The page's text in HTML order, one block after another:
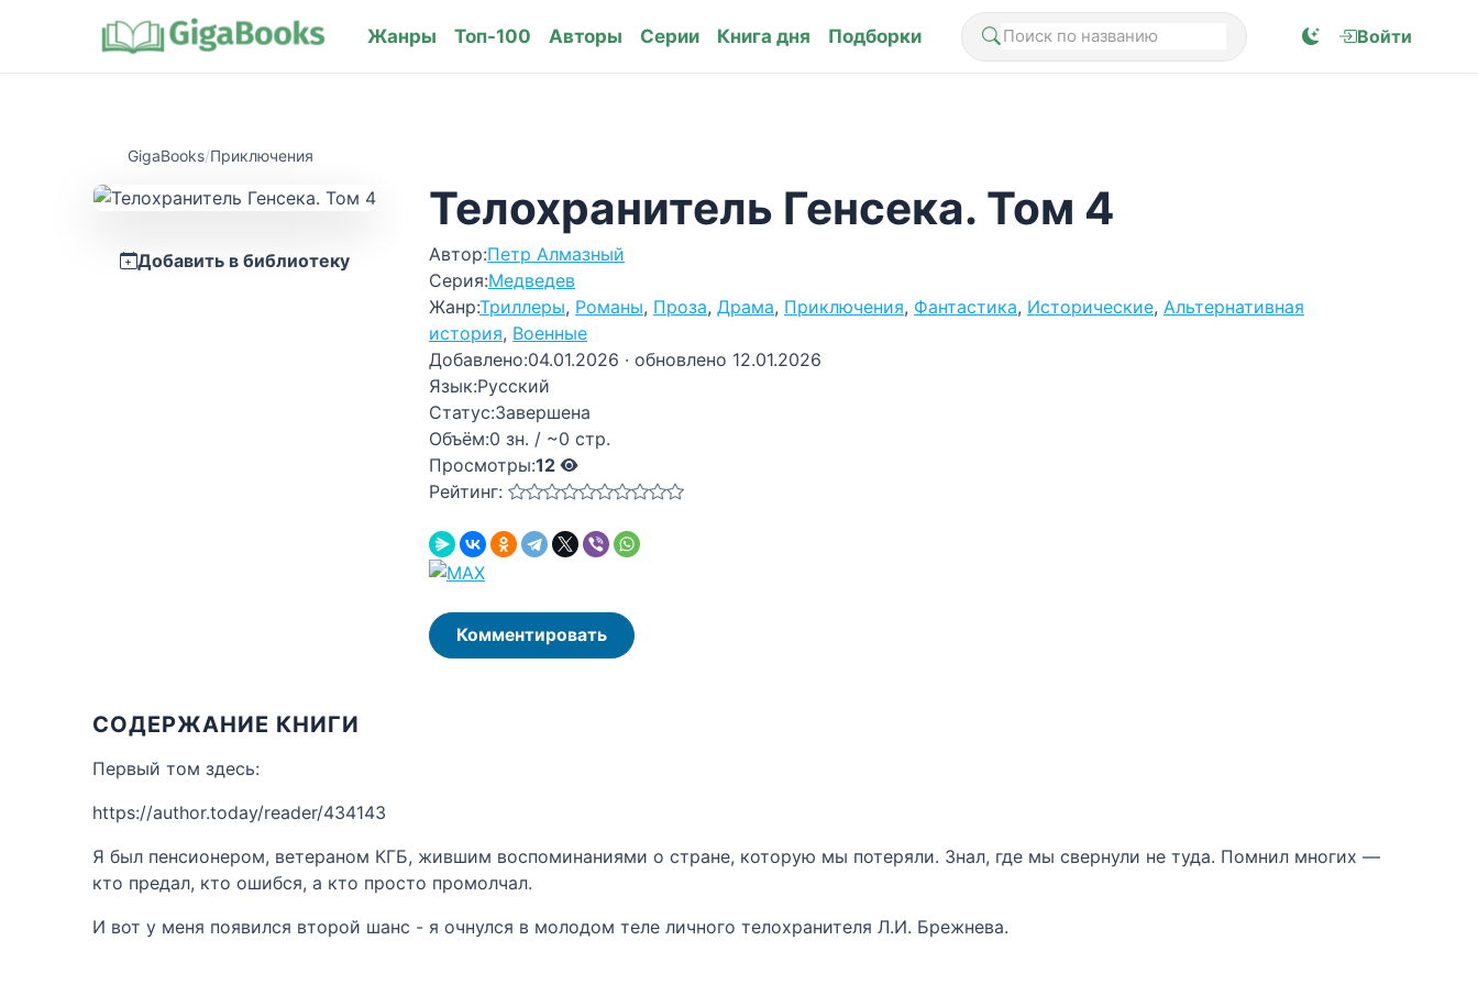
Жанры Топ-100 Авторы Серии Книга дня Подборки Войти
GigaBooks/Приключения
Добавить в библиотеку
Телохранитель Генсека. Том 4
Автор:Петр Алмазный
Серия:Медведев
Жанр:Триллеры, Романы, Проза, Драма, Приключения, Фантастика, Исторические, Альтернативная
история, Военные
Добавлено:04.01.2026 · обновлено 12.01.2026
Язык:Русский
Статус:Завершена
Объём:0 зн. / ~0 стр.
Просмотры:12
Рейтинг:
Комментировать
СОДЕРЖАНИЕ КНИГИ
Первый том здесь:
https://author.today/reader/434143
Я был пенсионером, ветераном КГБ, жившим воспоминаниями о стране, которую мы потеряли. Знал, где мы свернули не туда. Помнил многих —
кто предал, кто ошибся, а кто просто промолчал.
И вот у меня появился второй шанс - я очнулся в молодом теле личного телохранителя Л.И. Брежнева.